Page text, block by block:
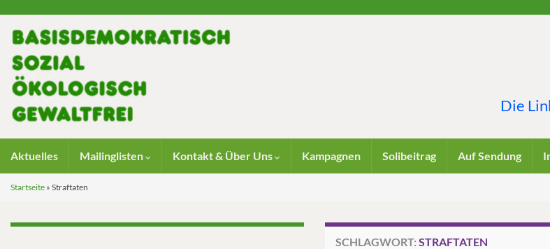
Die
Aktuelles Mailinglisten Kontakt & Über Uns Kampagnen Solibeitrag Auf Sendung
Startseite » Straftaten
SCHLAGWORT: STRAFTATEN